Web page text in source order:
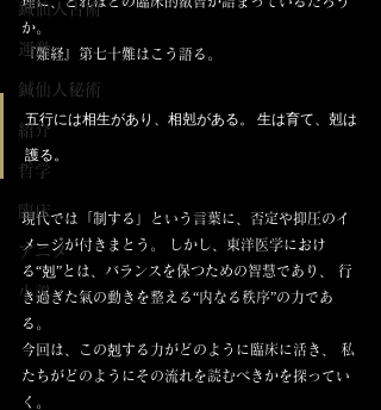
鍼仙人古術
運動
鍼仙人秘術
紹介
哲学
臨床
アニメ
小説
か。
『難経』第七十難はこう語る。
五行には相生があり、相剋がある。 生は育て、剋は
護る。
現代では「制する」という言葉に、否定や抑圧のイ
メージが付きまとう。 しかし、東洋医学におけ
る“剋”とは、バランスを保つための智慧であり、 行
き過ぎた氣の動きを整える“内なる秩序”の力であ
る。
今回は、この剋する力がどのように臨床に活き、 私
たちがどのようにその流れを読むべきかを探ってい
く。